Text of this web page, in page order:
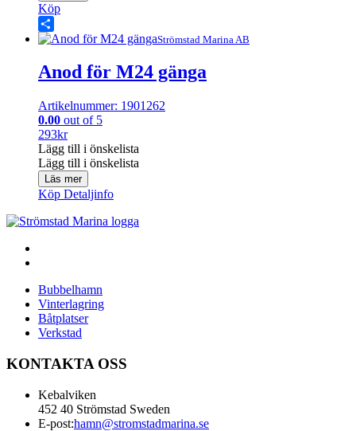
Köp
Share Strömstad Marina AB
Anod för M24 gänga
Artikelnummer: 1901262
0.00 out of 5
293kr
Lägg till i önskelista
Lägg till i önskelista
Läs mer
Köp Detaljinfo
Bubbelhamn
Vinterlagring
Båtplatser
Verkstad
KONTAKTA OSS
Kebalviken
452 40 Strömstad Sweden
E-post:hamn@stromstadmarina.se